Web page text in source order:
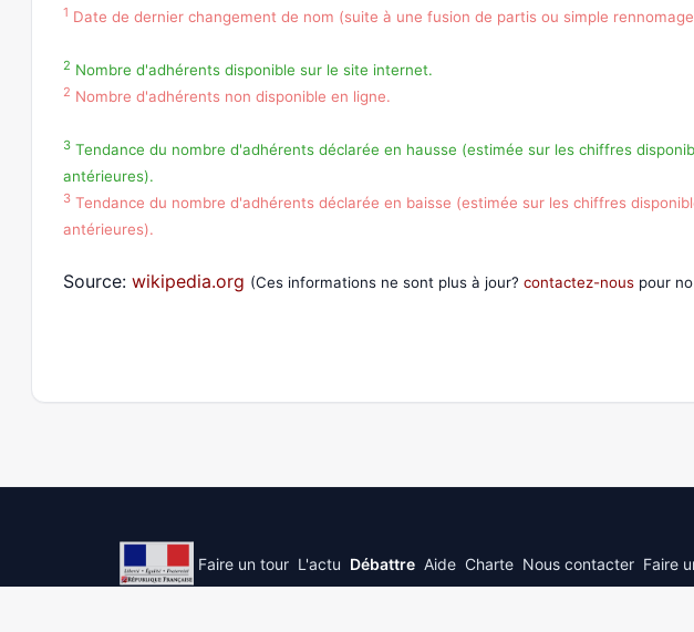
1 Date de dernier changement de nom (suite à une fusion de partis ou simple
2 Nombre d'adhérents disponible sur le site internet.
2 Nombre d'adhérents non disponible en ligne.
3 Tendance du nombre d'adhérents déclarée en hausse (estimée sur les chiffres
antérieures).
3 Tendance du nombre d'adhérents déclarée en baisse (estimée sur les chiffres
antérieures).
Source: wikipedia.org (Ces informations ne sont plus à jour? contactez-nous pour
Faire un tour L'actu Débattre Aide Charte Nous contacter Faire